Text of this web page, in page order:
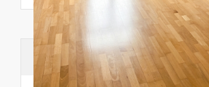
Suchhistorie